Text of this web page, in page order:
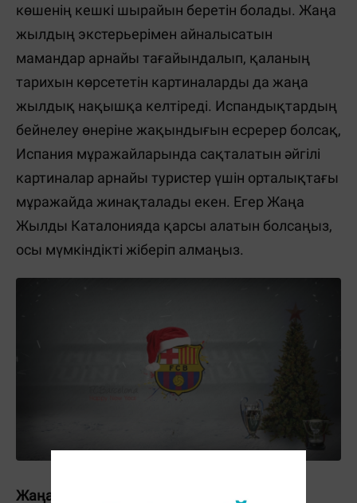
көшенің кешкі шырайын беретін болады. Жаңа
жылдың экстерьерімен айналысатын
мамандар арнайы тағайындалып, қаланың
тарихын көрсететін картиналарды да жаңа
жылдық нақышқа келтіреді. Испандықтардың
бейнелеу өнеріне жақындығын есререр болсақ,
Испания мұражайларында сақталатын әйгілі
картиналар арнайы туристер үшін орталықтағы
мұражайда жинақталады екен. Егер Жаңа
Жылды Каталонияда қарсы алатын болсаңыз,
осы мүмкіндікті жіберіп алмаңыз.
Жаңа Жылды Тайландта қарсы алу